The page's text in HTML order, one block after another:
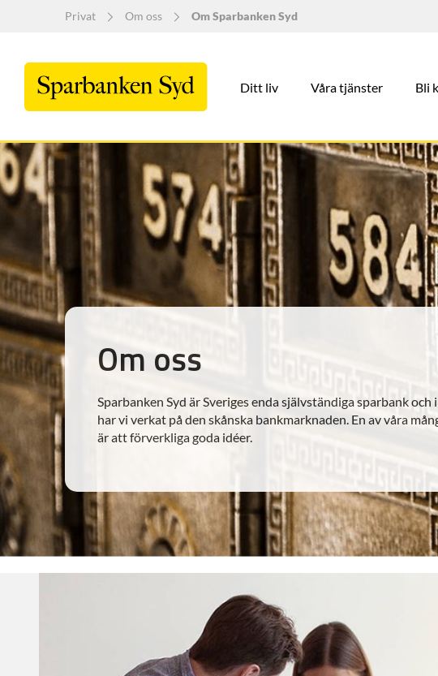
Privat Om oss Om Sparbanken Syd
Ditt liv Våra tjänster Bli
Om oss
Sparbanken Syd är Sveriges enda självständiga sparbank och
har vi verkat på den skånska bankmarknaden. En av våra
är att förverkliga goda idéer.